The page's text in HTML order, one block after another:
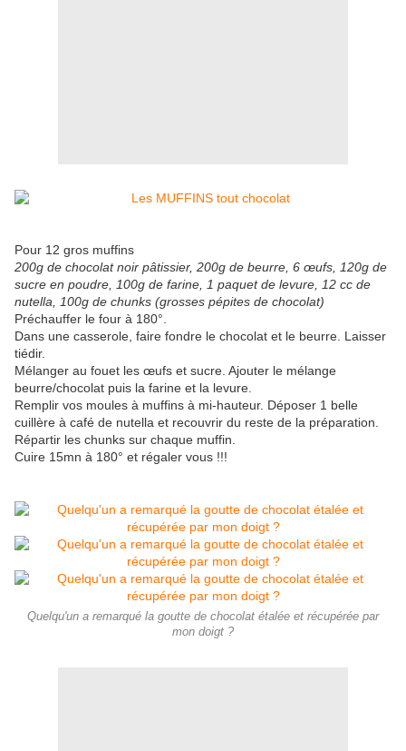
Pour 12 gros muffins
200g de chocolat noir pâtissier, 200g de beurre, 6 œufs, 120g de
sucre en poudre, 100g de farine, 1 paquet de levure, 12 cc de
nutella, 100g de chunks (grosses pépites de chocolat)
Préchauffer le four à 180°.
Dans une casserole, faire fondre le chocolat et le beurre. Laisser
tiédir.
Mélanger au fouet les œufs et sucre. Ajouter le mélange
beurre/chocolat puis la farine et la levure.
Remplir vos moules à muffins à mi-hauteur. Déposer 1 belle
cuillère à café de nutella et recouvrir du reste de la préparation.
Répartir les chunks sur chaque muffin.
Cuire 15mn à 180° et régaler vous !!!
Quelqu'un a remarqué la goutte de chocolat étalée et récupérée par
mon doigt ?